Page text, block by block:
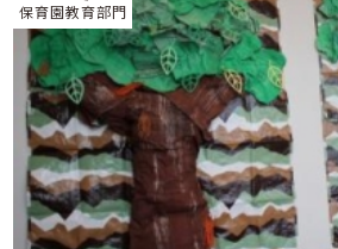
保育園教育部門